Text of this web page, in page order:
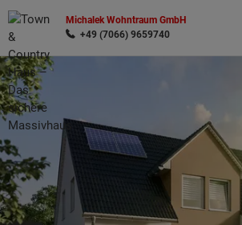
Michalek Wohntraum GmbH
+49 (7066) 9659740
Wonach möchten Sie suchen?